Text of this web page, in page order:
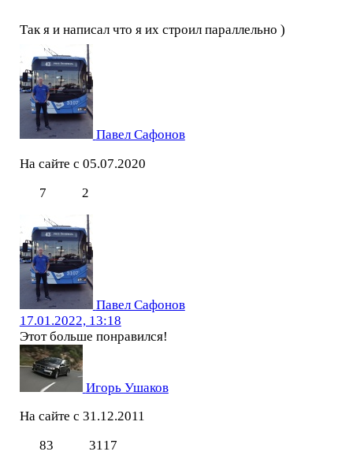
Так я и написал что я их строил параллельно )
Павел Сафонов
На сайте с 05.07.2020
7
2
Павел Сафонов
17.01.2022, 13:18
Этот больше понравился!
Игорь Ушаков
На сайте с 31.12.2011
83
3117